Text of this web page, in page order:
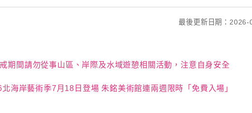
最後更新日期：
期間請勿從事山區、岸際及水域遊憩相關活動，注意自身安全
海岸藝術季7月18日登場 朱銘美術館連兩週限時「免費入場」